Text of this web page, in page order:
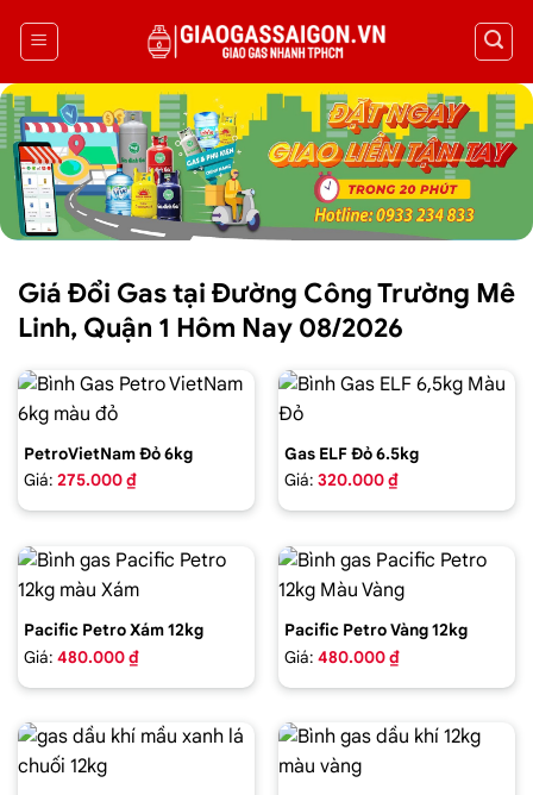
Giá Đổi Gas tại Đường Công Trường Mê
Linh, Quận 1 Hôm Nay 08/2026
PetroVietNam Đỏ 6kg
Giá: 275.000 ₫
Gas ELF Đỏ 6.5kg
Giá: 320.000 ₫
Pacific Petro Xám 12kg
Giá: 480.000 ₫
Pacific Petro Vàng 12kg
Giá: 480.000 ₫